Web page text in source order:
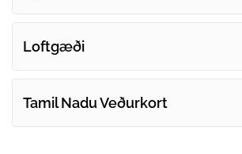
Loftgæði
Tamil Nadu Veðurkort